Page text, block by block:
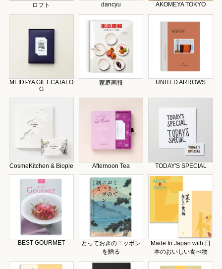
ロフト dancyu AKOMEYA TOKYO
MEIDI-YA GIFT CATALO
G
家庭画報 UNITED ARROWS
CosmeKitchen & Biople Afternoon Tea TODAY'S SPECIAL
BEST GOURMET
とっておきのニッポン
を贈る
Made In Japan with 日
本のおいしい食べ物